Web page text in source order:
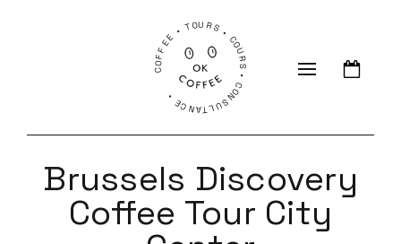
COFFEE • TOURS • COURS • CONSULTANCE •
Brussels Discovery
Coffee Tour City